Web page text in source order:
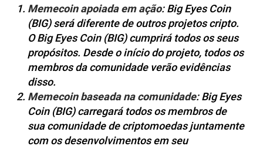
Memecoin apoiada em ação: Big Eyes Coin
(BIG) será diferente de outros projetos cripto.
O Big Eyes Coin (BIG) cumprirá todos os seus
propósitos. Desde o início do projeto, todos os
membros da comunidade verão evidências
disso.
Memecoinbaseada na comunidade: Big Eyes
Coin (BIG) carregará todos os membros de
sua comunidade de criptomoedas juntamente
com os desenvolvimentos em seu